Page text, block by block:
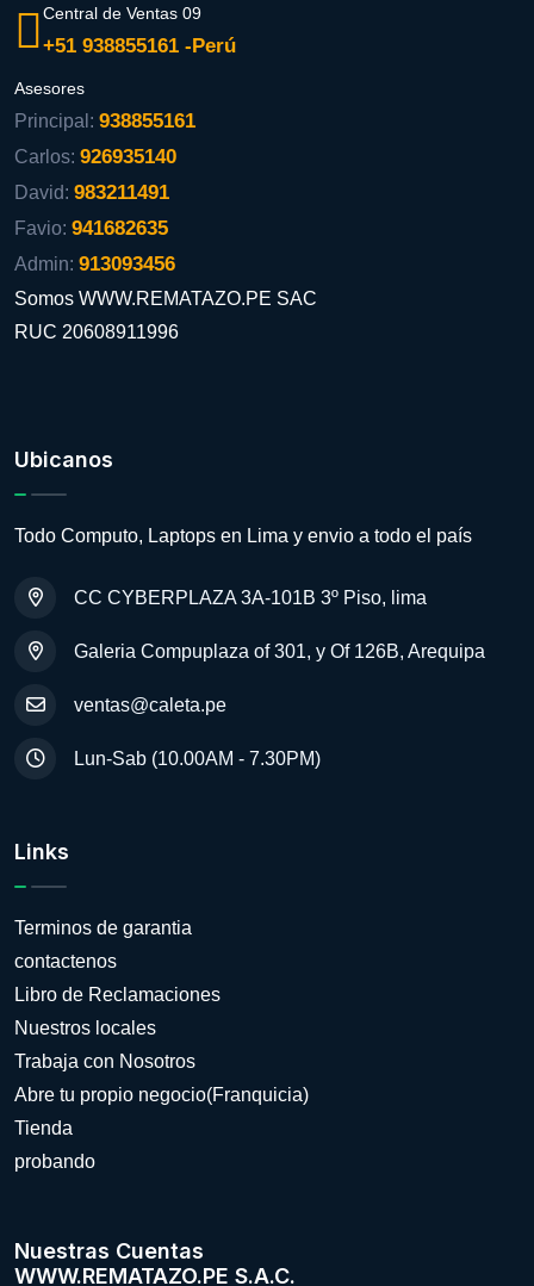
Central de Ventas 09
+51 938855161 -Perú
Asesores
Principal: 938855161
Carlos: 926935140
David: 983211491
Favio: 941682635
Admin: 913093456
Somos WWW.REMATAZO.PE SAC
RUC 20608911996
Ubicanos
Todo Computo, Laptops en Lima y envio a todo el país
CC CYBERPLAZA 3A-101B 3º Piso, lima
Galeria Compuplaza of 301, y Of 126B, Arequipa
ventas@caleta.pe
Lun-Sab (10.00AM - 7.30PM)
Links
Terminos de garantia
contactenos
Libro de Reclamaciones
Nuestros locales
Trabaja con Nosotros
Abre tu propio negocio(Franquicia)
Tienda
probando
Nuestras Cuentas
WWW.REMATAZO.PE S.A.C.